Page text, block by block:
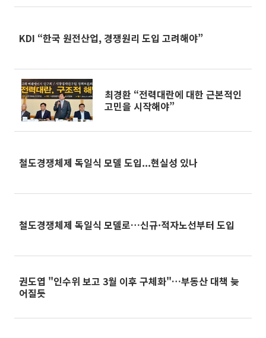
KDI “한국 원전산업, 경쟁원리 도입 고려해야”
최경환 “전력대란에 대한 근본적인
고민을 시작해야”
철도경쟁체제 독일식 모델 도입...현실성 있나
철도경쟁체제 독일식 모델로…신규·적자노선부터 도입
권도엽 "인수위 보고 3월 이후 구체화"…부동산 대책 늦
어질듯